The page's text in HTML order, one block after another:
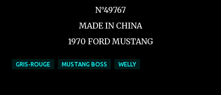
N°49767
MADE IN CHINA
1970 FORD MUSTANG
GRIS-ROUGE MUSTANG BOSS WELLY